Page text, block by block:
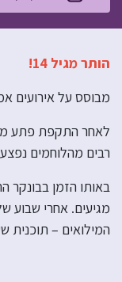
הותר מגיל 14!
מבוסס על אירועים
רבים מהלוחמים
באותו הזמן בבונקר
מגיעים. אחרי שבוע
המילואים – תוכנית